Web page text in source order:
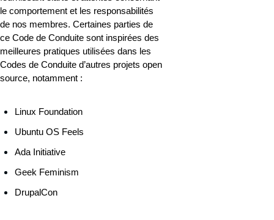
le comportement et les responsabilités
de nos membres. Certaines parties de
ce Code de Conduite sont inspirées des
meilleures pratiques utilisées dans les
Codes de Conduite d’autres projets open
source, notamment :
Linux Foundation
Ubuntu OS Feels
Ada Initiative
Geek Feminism
DrupalCon